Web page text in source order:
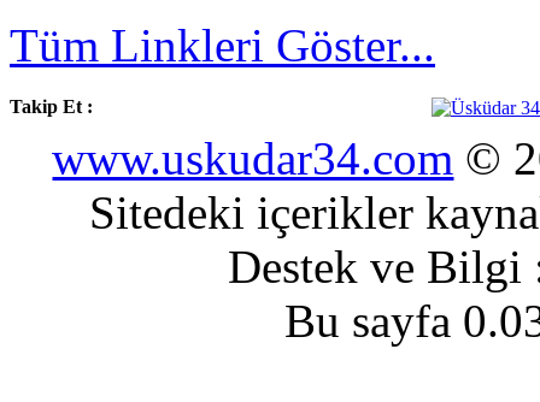
Tüm Linkleri Göster...
Takip Et :
www.uskudar34.com ©
Sitedeki içerikler
Destek ve
Bu sayfa